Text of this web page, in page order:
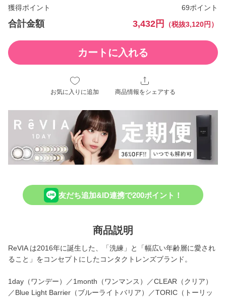
獲得ポイント 69ポイント
合計金額 3,432円 （税抜3,120円）
カートに入れる
お気に入りに追加 商品情報をシェアする
友だち追加&ID連携で200ポイント！
商品説明
ReVIA は2016年に誕生した、「洗練」と「幅広い年齢層に愛され
ること」をコンセプトにしたコンタクトレンズブランド。
1day（ワンデー）／1month（ワンマンス）／CLEAR（クリア）
／Blue Light Barrier（ブルーライトバリア）／TORIC（トーリッ